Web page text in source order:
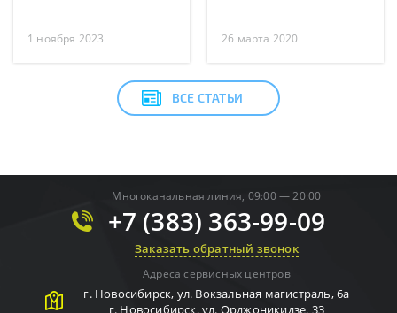
1 ноября 2023 26 марта 2020
ВСЕ СТАТЬИ
Многоканальная линия, 09:00 — 20:00
+7 (383) 363-99-09
Заказать обратный звонок
Адреса сервисных центров
г. Новосибирск, ул. Вокзальная магистраль, 6а
г. Новосибирск,ул. Орджоникидзе, 33